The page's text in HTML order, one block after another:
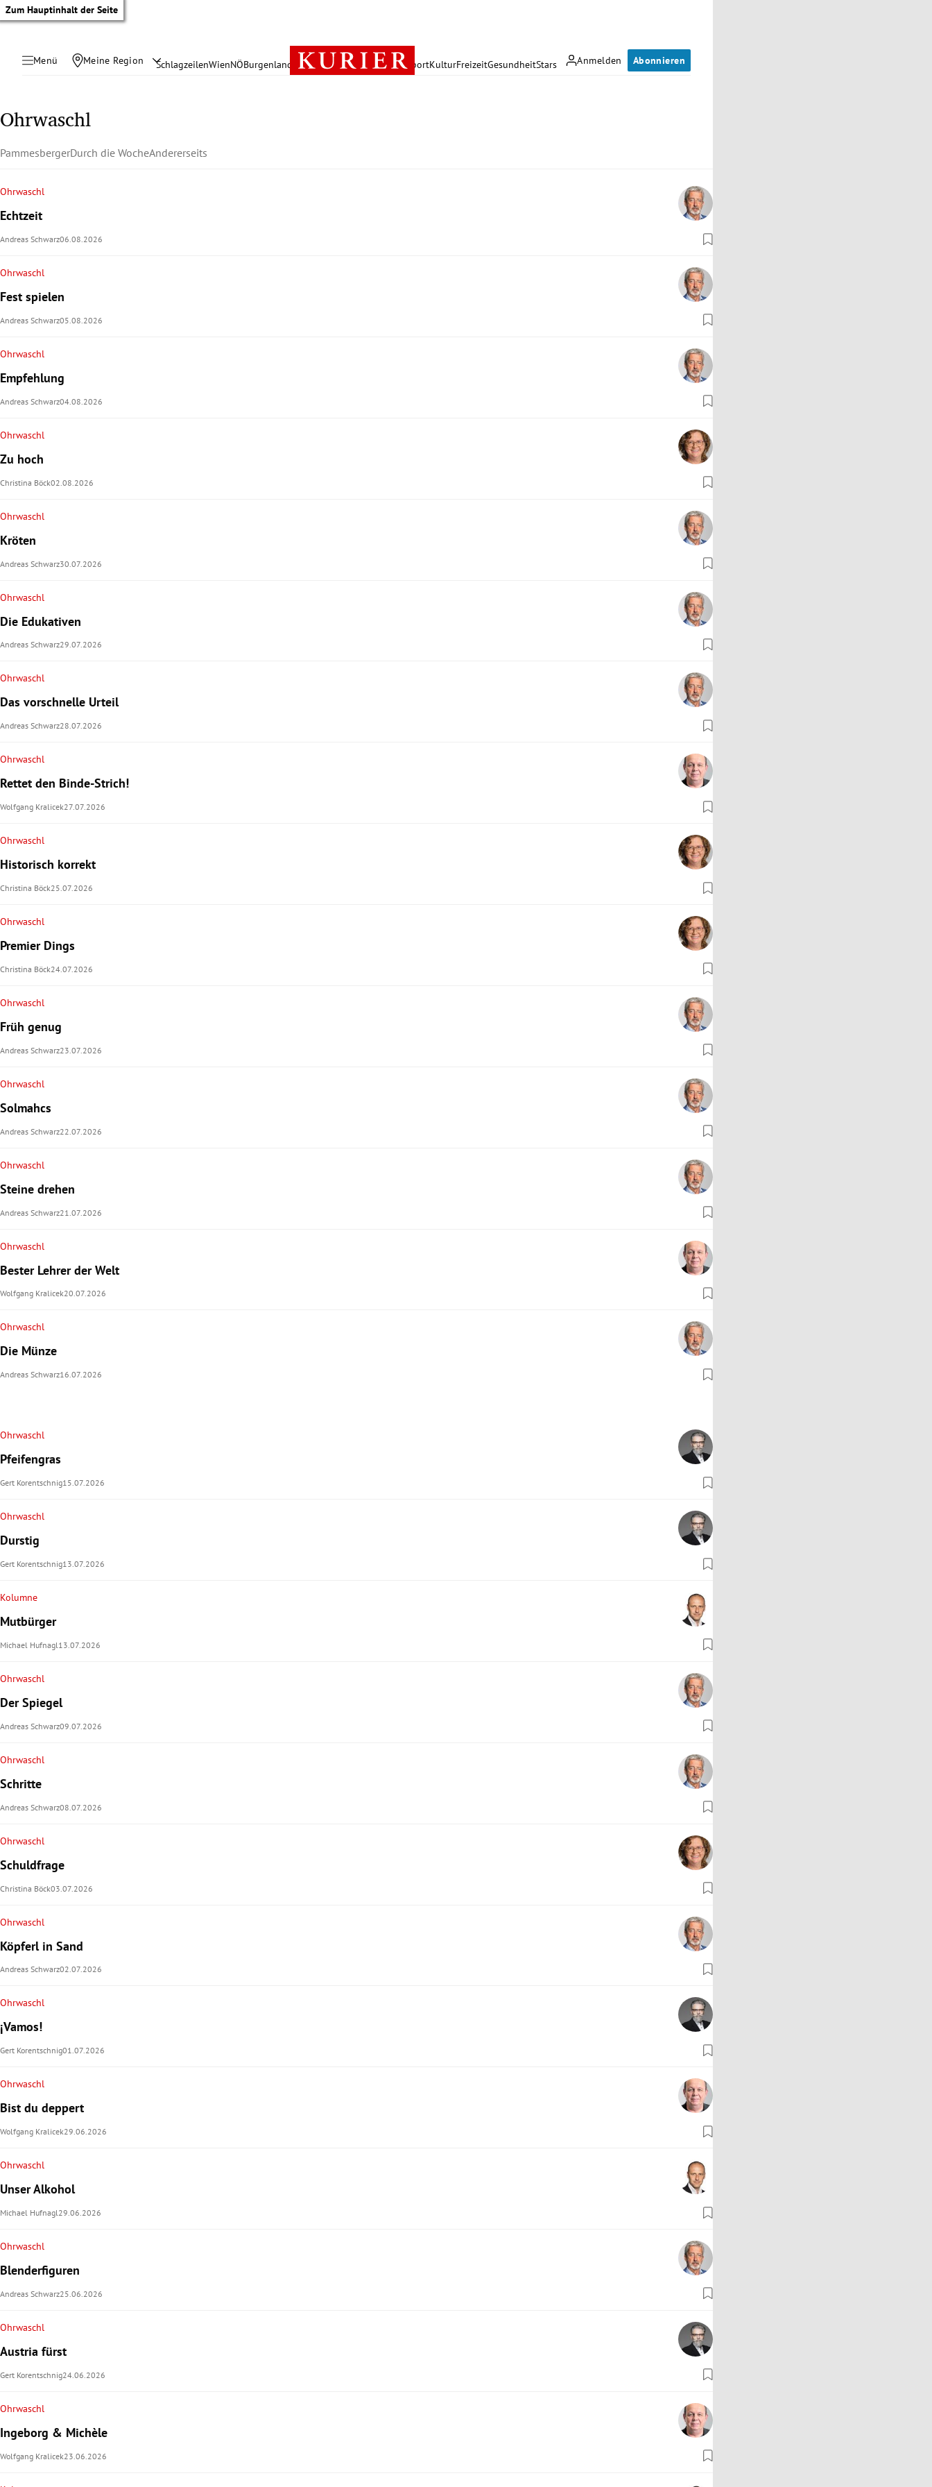
Zum Hauptinhalt der Seite
Menü Meine Region Anmelden Abonnieren
SchlagzeilenWienNÖBurgenland Österreich PolitikWirtschaft SportKulturFreizeitGesundheitStars
Untermenü
Untermenü
Untermenü
Untermenü
Untermenü
Untermenü
Ohrwaschl
PammesbergerDurch die WocheAndererseits
Ohrwaschl
Echtzeit
Andreas Schwarz06.08.2026
Ohrwaschl
Fest spielen
Andreas Schwarz05.08.2026
Ohrwaschl
Empfehlung
Andreas Schwarz04.08.2026
Ohrwaschl
Zu hoch
Christina Böck02.08.2026
Ohrwaschl
Kröten
Andreas Schwarz30.07.2026
Ohrwaschl
Die Edukativen
Andreas Schwarz29.07.2026
Ohrwaschl
Das vorschnelle Urteil
Andreas Schwarz28.07.2026
Ohrwaschl
Rettet den Binde-Strich!
Wolfgang Kralicek27.07.2026
Ohrwaschl
Historisch korrekt
Christina Böck25.07.2026
Ohrwaschl
Premier Dings
Christina Böck24.07.2026
Ohrwaschl
Früh genug
Andreas Schwarz23.07.2026
Ohrwaschl
Solmahcs
Andreas Schwarz22.07.2026
Ohrwaschl
Steine drehen
Andreas Schwarz21.07.2026
Ohrwaschl
Bester Lehrer der Welt
Wolfgang Kralicek20.07.2026
Ohrwaschl
Die Münze
Andreas Schwarz16.07.2026
Ohrwaschl
Pfeifengras
Gert Korentschnig15.07.2026
Ohrwaschl
Durstig
Gert Korentschnig13.07.2026
Kolumne
Mutbürger
Michael Hufnagl 13.07.2026
Ohrwaschl
Der Spiegel
Andreas Schwarz09.07.2026
Ohrwaschl
Schritte
Andreas Schwarz08.07.2026
Ohrwaschl
Schuldfrage
Christina Böck03.07.2026
Ohrwaschl
Köpferl in Sand
Andreas Schwarz02.07.2026
Ohrwaschl
¡Vamos!
Gert Korentschnig01.07.2026
Ohrwaschl
Bist du deppert
Wolfgang Kralicek29.06.2026
Ohrwaschl
Unser Alkohol
Michael Hufnagl29.06.2026
Ohrwaschl
Blenderfiguren
Andreas Schwarz25.06.2026
Ohrwaschl
Austria fürst
Gert Korentschnig24.06.2026
Ohrwaschl
Ingeborg & Michèle
Wolfgang Kralicek23.06.2026